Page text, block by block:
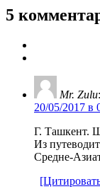
5
Mr. Zulu:
20/05/2017 в
Г. Ташкент.
Из
Средне-